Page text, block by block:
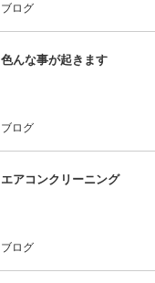
ブログ
色んな事が起きます
ブログ
エアコンクリーニング
ブログ